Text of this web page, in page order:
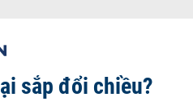
sắp đổi chiều?